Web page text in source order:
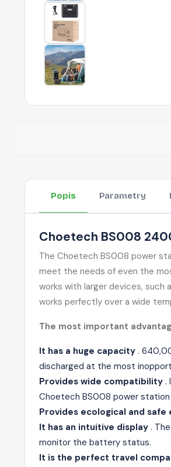
Popis Parametry
Choetech BS008
The Choetech BS008 power
meet the needs of even the
works with larger devices, such
works perfectly over a wide
The most important
It has a huge capacity .
discharged at the most
Provides wide compatibility .
Choetech BS008 power station
Provides ecological and safe
It has an intuitive display .
monitor the battery status.
It is the perfect travel